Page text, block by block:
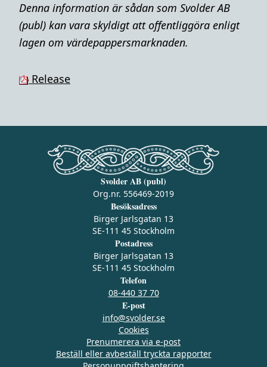
Denna information är sådan som Svolder AB
(publ) kan vara skyldigt att offentliggöra enligt
lagen om värdepappersmarknaden.
Release
Svolder AB (publ)
Org.nr. 556469-2019
Besöksadress
Birger Jarlsgatan 13
SE-111 45 Stockholm
Postadress
Birger Jarlsgatan 13
SE-111 45 Stockholm
Telefon
08-440 37 70
E-post
info@svolder.se
Cookies
Prenumerera via e‑post
Beställ eller avbeställ tryckta rapporter